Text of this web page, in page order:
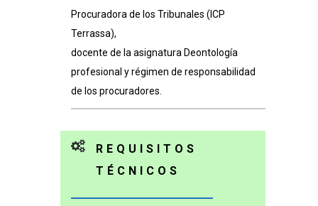
Procuradora de los Tribunales (ICP
Terrassa),
docente de la asignatura Deontología
profesional y régimen de responsabilidad
de los procuradores.
REQUISITOS
TÉCNICOS